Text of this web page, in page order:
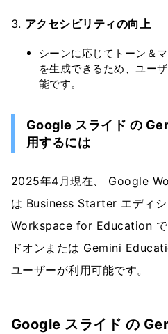
アクセシビリティの向上
シーンに応じてトーン＆
を生成できるため、ユー
能です。
Google スライド の
用するには
2025年4月現在、 Google
は Business Starter エディ
Workspace for Education
ドオンまたは Gemini
ユーザーが利用可能です。
Google スライド の